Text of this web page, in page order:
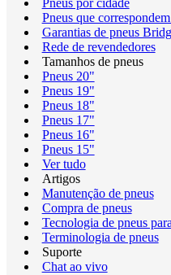
Pneus por cidade
Pneus que
Garantias de pneus
Rede de revendedores
Tamanhos de pneus
Pneus 20"
Pneus 19"
Pneus 18"
Pneus 17"
Pneus 16"
Pneus 15"
Ver tudo
Artigos
Manutenção de pneus
Compra de pneus
Tecnologia de pneus
Terminologia de pneus
Suporte
Chat ao vivo